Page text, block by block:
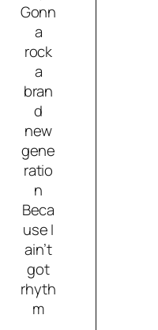
Gonn
a
rock
a
bran
d
new
gene
ratio
n
Beca
use I
ain’t
got
rhyth
m